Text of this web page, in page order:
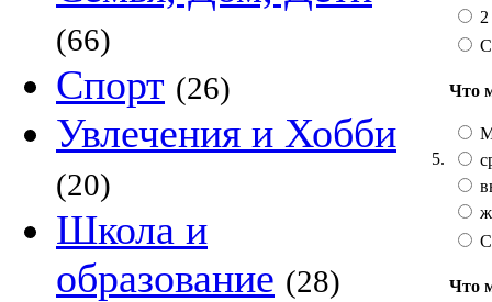
(66)
Спорт (26)
Увлечения и Хобби
(20)
Школа и
образование (28)
5.
Что
Что